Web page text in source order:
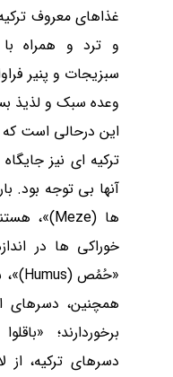
غذاهای معروف
و ترد و همراه
سبزیجات و پنیر
وعده سبک و لذیذ
این درحالی است
ترکیه ای نیز
آنها بی توجه بود.
ها (Meze)»،
خوراکی ها در
«حُمُص (Humus)»،
همچنین، دسرهای
برخوردارند؛
دسرهای ترکیه،